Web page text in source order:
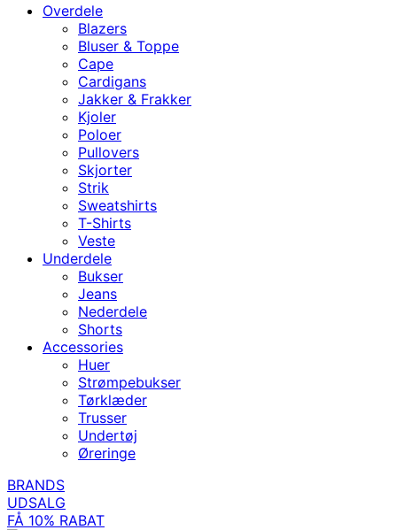
Overdele
Blazers
Bluser & Toppe
Cape
Cardigans
Jakker & Frakker
Kjoler
Poloer
Pullovers
Skjorter
Strik
Sweatshirts
T-Shirts
Veste
Underdele
Bukser
Jeans
Nederdele
Shorts
Accessories
Huer
Strømpebukser
Tørklæder
Trusser
Undertøj
Øreringe
BRANDS
UDSALG
FÅ 10% RABAT